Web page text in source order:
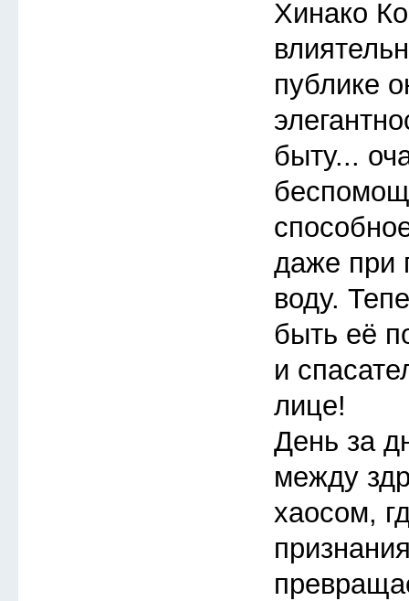
Хинако
публике
быту...
даже при
воду.
быть её
и
лице!
День за
между
хаосом,